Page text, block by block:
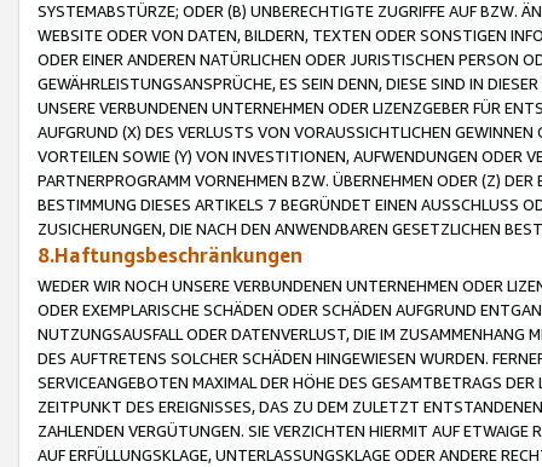
SYSTEMABSTÜRZE; ODER (B) UNBERECHTIGTE ZUGRIFFE AUF BZW.
WEBSITE ODER VON DATEN, BILDERN, TEXTEN ODER SONSTIGEN
ODER EINER ANDEREN NATÜRLICHEN ODER JURISTISCHEN PERSON
GEWÄHRLEISTUNGSANSPRÜCHE, ES SEIN DENN, DIESE SIND IN
UNSERE VERBUNDENEN UNTERNEHMEN ODER LIZENZGEBER FÜR
AUFGRUND (X) DES VERLUSTS VON VORAUSSICHTLICHEN
VORTEILEN SOWIE (Y) VON INVESTITIONEN, AUFWENDUNGEN ODER
PARTNERPROGRAMM VORNEHMEN BZW. ÜBERNEHMEN ODER (Z)
BESTIMMUNG DIESES ARTIKELS 7 BEGRÜNDET EINEN AUSSCHLUSS
ZUSICHERUNGEN, DIE NACH DEN ANWENDBAREN GESETZLICHEN
8.Haftungsbeschränkungen
WEDER WIR NOCH UNSERE VERBUNDENEN UNTERNEHMEN ODER
ODER EXEMPLARISCHE SCHÄDEN ODER SCHÄDEN AUFGRUND
NUTZUNGSAUSFALL ODER DATENVERLUST, DIE IM ZUSAMMENHANG
DES AUFTRETENS SOLCHER SCHÄDEN HINGEWIESEN WURDEN.
SERVICEANGEBOTEN MAXIMAL DER HÖHE DES GESAMTBETRAGS
ZEITPUNKT DES EREIGNISSES, DAS ZU DEM ZULETZT
ZAHLENDEN VERGÜTUNGEN. SIE VERZICHTEN HIERMIT AUF
AUF ERFÜLLUNGSKLAGE, UNTERLASSUNGSKLAGE ODER ANDERE